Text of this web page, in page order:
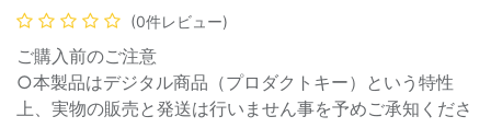
(0件レビュー)
ご購入前のご注意
○本製品はデジタル商品（プロダクトキー）という特性
上、実物の販売と発送は行いません事を予めご承知くださ